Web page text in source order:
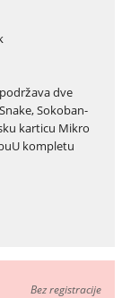
dve
Sokoban-
karticu Mikro
kompletu
Bez registracije